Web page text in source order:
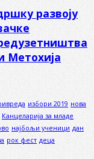
развоју
Метохија
избори 2019 нова
Канцеларија за младе
најбољи ученици дан
рок фест деца